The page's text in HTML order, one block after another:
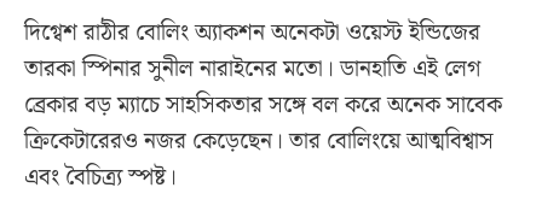
দিগ্বেশ রাঠীর বোলিং অ্যাকশন অনেকটা ওয়েস্ট ইন্ডিজের
তারকা স্পিনার সুনীল নারাইনের মতো। ডানহাতি এই লেগ
ব্রেকার বড় ম্যাচে সাহসিকতার সঙ্গে বল করে অনেক সাবেক
ক্রিকেটারেরও নজর কেড়েছেন। তার বোলিংয়ে আত্মবিশ্বাস
এবং বৈচিত্র্য স্পষ্ট।